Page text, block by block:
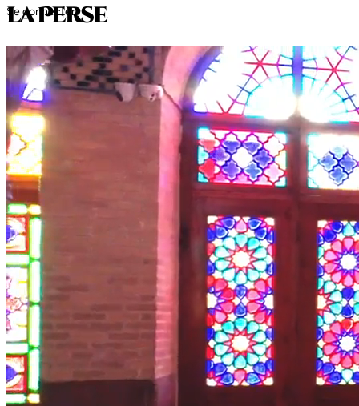
Se connecter
laPerse